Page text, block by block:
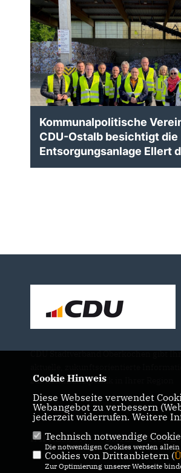
Kommunalpolitische
CDU-Ostalb besichtigt die
Entsorgungsanlage Ellert
CDU Stadtverband Oberkochen gibt
zur Kommunalpolitik in Ihrer Region
IMPRESSUM DATENSCHUTZ
Cookie Hinweis
Diese Webseite verwendet
Webangebot zu verbessern
jederzeit widerrufen. Weitere
Technisch notwendige
Die notwendigen Cookies werden
Cookies von Drittanbietern (
Zur Optimierung unserer Webseite